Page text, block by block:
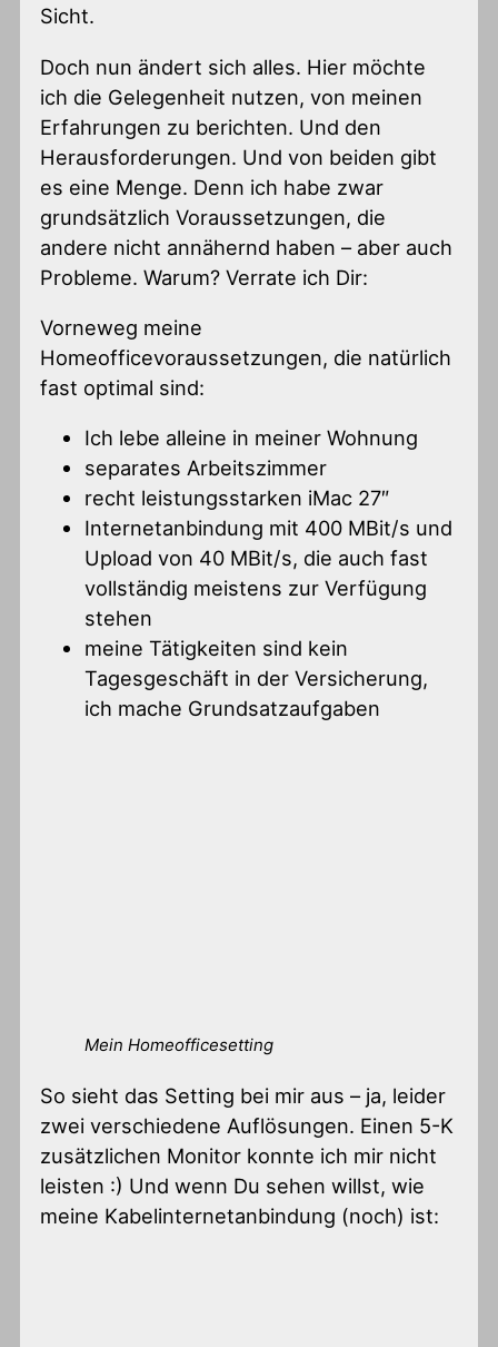
Sicht.
Doch nun ändert sich alles. Hier möchte
ich die Gelegenheit nutzen, von meinen
Erfahrungen zu berichten. Und den
Herausforderungen. Und von beiden gibt
es eine Menge. Denn ich habe zwar
grundsätzlich Voraussetzungen, die
andere nicht annähernd haben – aber auch
Probleme. Warum? Verrate ich Dir:
Vorneweg meine
Homeofficevoraussetzungen, die natürlich
fast optimal sind:
Ich lebe alleine in meiner Wohnung
separates Arbeitszimmer
recht leistungsstarken iMac 27″
Internetanbindung mit 400 MBit/s und
Upload von 40 MBit/s, die auch fast
vollständig meistens zur Verfügung
stehen
meine Tätigkeiten sind kein
Tagesgeschäft in der Versicherung,
ich mache Grundsatzaufgaben
Mein Homeofficesetting
So sieht das Setting bei mir aus – ja, leider
zwei verschiedene Auflösungen. Einen 5-K
zusätzlichen Monitor konnte ich mir nicht
leisten :) Und wenn Du sehen willst, wie
meine Kabelinternetanbindung (noch) ist: